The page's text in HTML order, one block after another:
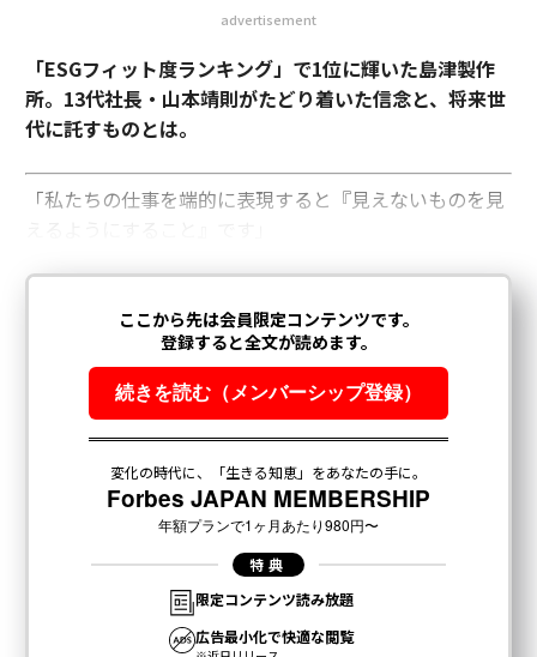
advertisement
「ESGフィット度ランキング」で1位に輝いた島津製作
所。13代社長・山本靖則がたどり着いた信念と、将来世
代に託すものとは。
「私たちの仕事を端的に表現すると『見えないものを見